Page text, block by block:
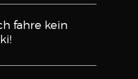
fahre kein